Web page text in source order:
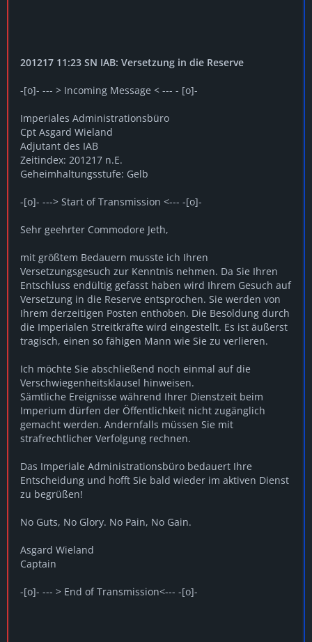
201217 11:23 SN IAB: Versetzung in die Reserve
-[o]- --- > Incoming Message < --- - [o]-
Imperiales Administrationsbüro
Cpt Asgard Wieland
Adjutant des IAB
Zeitindex: 201217 n.E.
Geheimhaltungsstufe: Gelb
-[o]- ---> Start of Transmission <--- -[o]-
Sehr geehrter Commodore Jeth,
mit größtem Bedauern musste ich Ihren
Versetzungsgesuch zur Kenntnis nehmen. Da Sie Ihren
Entschluss endültig gefasst haben wird Ihrem Gesuch auf
Versetzung in die Reserve entsprochen. Sie werden von
Ihrem derzeitigen Posten enthoben. Die Besoldung durch
die Imperialen Streitkräfte wird eingestellt. Es ist äußerst
tragisch, einen so fähigen Mann wie Sie zu verlieren.
Ich möchte Sie abschließend noch einmal auf die
Verschwiegenheitsklausel hinweisen.
Sämtliche Ereignisse während Ihrer Dienstzeit beim
Imperium dürfen der Öffentlichkeit nicht zugänglich
gemacht werden. Andernfalls müssen Sie mit
strafrechtlicher Verfolgung rechnen.
Das Imperiale Administrationsbüro bedauert Ihre
Entscheidung und hofft Sie bald wieder im aktiven Dienst
zu begrüßen!
No Guts, No Glory. No Pain, No Gain.
Asgard Wieland
Captain
-[o]- --- > End of Transmission<--- -[o]-